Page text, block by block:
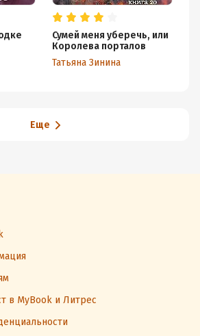
Сумей меня уберечь, или
Королева порталов
Татьяна Зинина
Еще
в MyBook и Литрес